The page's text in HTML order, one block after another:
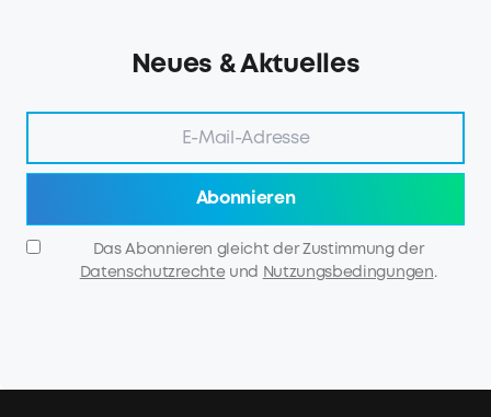
Neues & Aktuelles
Abonnieren
Das Abonnieren gleicht der Zustimmung der
Datenschutzrechte und Nutzungsbedingungen.